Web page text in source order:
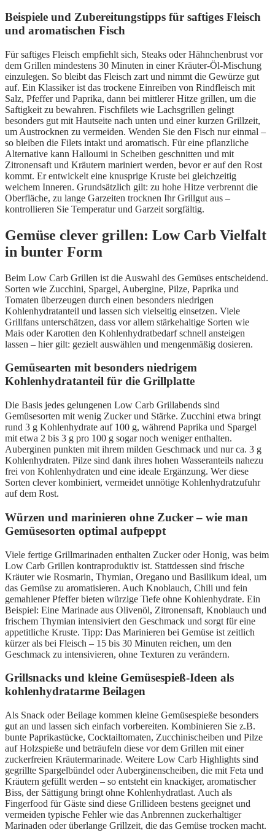
Beispiele und Zubereitungstipps für saftiges Fleisch
und aromatischen Fisch
Für saftiges Fleisch empfiehlt sich, Steaks oder Hähnchenbrust vor
dem Grillen mindestens 30 Minuten in einer Kräuter-Öl-Mischung
einzulegen. So bleibt das Fleisch zart und nimmt die Gewürze gut
auf. Ein Klassiker ist das trockene Einreiben von Rindfleisch mit
Salz, Pfeffer und Paprika, dann bei mittlerer Hitze grillen, um die
Saftigkeit zu bewahren. Fischfilets wie Lachsgrillen gelingt
besonders gut mit Hautseite nach unten und einer kurzen Grillzeit,
um Austrocknen zu vermeiden. Wenden Sie den Fisch nur einmal –
so bleiben die Filets intakt und aromatisch. Für eine pflanzliche
Alternative kann Halloumi in Scheiben geschnitten und mit
Zitronensaft und Kräutern mariniert werden, bevor er auf den Rost
kommt. Er entwickelt eine knusprige Kruste bei gleichzeitig
weichem Inneren. Grundsätzlich gilt: zu hohe Hitze verbrennt die
Oberfläche, zu lange Garzeiten trocknen Ihr Grillgut aus –
kontrollieren Sie Temperatur und Garzeit sorgfältig.
Gemüse clever grillen: Low Carb Vielfalt
in bunter Form
Beim Low Carb Grillen ist die Auswahl des Gemüses entscheidend.
Sorten wie Zucchini, Spargel, Aubergine, Pilze, Paprika und
Tomaten überzeugen durch einen besonders niedrigen
Kohlenhydratanteil und lassen sich vielseitig einsetzen. Viele
Grillfans unterschätzen, dass vor allem stärkehaltige Sorten wie
Mais oder Karotten den Kohlenhydratbedarf schnell ansteigen
lassen – hier gilt: gezielt auswählen und mengenmäßig dosieren.
Gemüsearten mit besonders niedrigem
Kohlenhydratanteil für die Grillplatte
Die Basis jedes gelungenen Low Carb Grillabends sind
Gemüsesorten mit wenig Zucker und Stärke. Zucchini etwa bringt
rund 3 g Kohlenhydrate auf 100 g, während Paprika und Spargel
mit etwa 2 bis 3 g pro 100 g sogar noch weniger enthalten.
Auberginen punkten mit ihrem milden Geschmack und nur ca. 3 g
Kohlenhydraten. Pilze sind dank ihres hohen Wasseranteils nahezu
frei von Kohlenhydraten und eine ideale Ergänzung. Wer diese
Sorten clever kombiniert, vermeidet unnötige Kohlenhydratzufuhr
auf dem Rost.
Würzen und marinieren ohne Zucker – wie man
Gemüsesorten optimal aufpeppt
Viele fertige Grillmarinaden enthalten Zucker oder Honig, was beim
Low Carb Grillen kontraproduktiv ist. Stattdessen sind frische
Kräuter wie Rosmarin, Thymian, Oregano und Basilikum ideal, um
das Gemüse zu aromatisieren. Auch Knoblauch, Chili und fein
gemahlener Pfeffer bieten würzige Tiefe ohne Kohlenhydrate. Ein
Beispiel: Eine Marinade aus Olivenöl, Zitronensaft, Knoblauch und
frischem Thymian intensiviert den Geschmack und sorgt für eine
appetitliche Kruste. Tipp: Das Marinieren bei Gemüse ist zeitlich
kürzer als bei Fleisch – 15 bis 30 Minuten reichen, um den
Geschmack zu intensivieren, ohne Texturen zu verändern.
Grillsnacks und kleine Gemüsespieß-Ideen als
kohlenhydratarme Beilagen
Als Snack oder Beilage kommen kleine Gemüsespieße besonders
gut an und lassen sich einfach vorbereiten. Kombinieren Sie z.B.
bunte Paprikastücke, Cocktailtomaten, Zucchinischeiben und Pilze
auf Holzspieße und beträufeln diese vor dem Grillen mit einer
zuckerfreien Kräutermarinade. Weitere Low Carb Highlights sind
gegrillte Spargelbündel oder Auberginenscheiben, die mit Feta und
Kräutern gefüllt werden – so entsteht ein knackiger, aromatischer
Biss, der Sättigung bringt ohne Kohlenhydratlast. Auch als
Fingerfood für Gäste sind diese Grillideen bestens geeignet und
vermeiden typische Fehler wie das Anbrennen zuckerhaltiger
Marinaden oder überlange Grillzeit, die das Gemüse trocken macht.